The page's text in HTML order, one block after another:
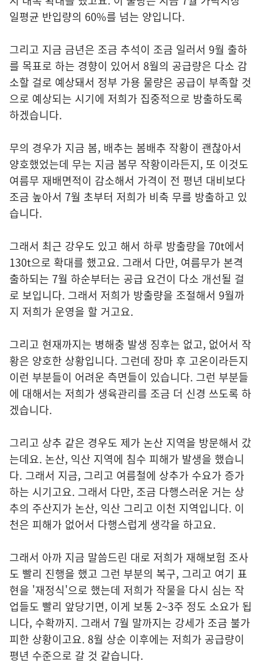
일평균 반입량의 60%를 넘는 양입니다.
그리고 지금 금년은 조금 추석이 조금 일러서 9월 출하
를 목표로 하는 경향이 있어서 8월의 공급량은 다소 감
소할 걸로 예상돼서 정부 가용 물량은 공급이 부족할 것
으로 예상되는 시기에 저희가 집중적으로 방출하도록
하겠습니다.
무의 경우가 지금 봄, 배추는 봄배추 작황이 괜찮아서
양호했었는데 무는 지금 봄무 작황이라든지, 또 이것도
여름무 재배면적이 감소해서 가격이 전 평년 대비보다
조금 높아서 7월 초부터 저희가 비축 무를 방출하고 있
습니다.
그래서 최근 강우도 있고 해서 하루 방출량을 70t에서
130t으로 확대를 했고요. 그래서 다만, 여름무가 본격
출하되는 7월 하순부터는 공급 요건이 다소 개선될 걸
로 보입니다. 그래서 저희가 방출량을 조절해서 9월까
지 저희가 운영을 할 거고요.
그리고 현재까지는 병해충 발생 징후는 없고, 없어서 작
황은 양호한 상황입니다. 그런데 장마 후 고온이라든지
이런 부분들이 어려운 측면들이 있습니다. 그런 부분들
에 대해서는 저희가 생육관리를 조금 더 신경 쓰도록 하
겠습니다.
그리고 상추 같은 경우도 제가 논산 지역을 방문해서 갔
는데요. 논산, 익산 지역에 침수 피해가 발생을 했습니
다. 그래서 지금, 그리고 여름철에 상추가 수요가 증가
하는 시기고요. 그래서 다만, 조금 다행스러운 거는 상
추의 주산지가 논산, 익산 그리고 이천 지역입니다. 이
천은 피해가 없어서 다행스럽게 생각을 하고요.
그래서 아까 지금 말씀드린 대로 저희가 재해보험 조사
도 빨리 진행을 했고 그런 부분의 복구, 그리고 여기 표
현을 '재정식'으로 했는데 저희가 작물을 다시 심는 작
업들도 빨리 앞당기면, 이게 보통 2~3주 정도 소요가 됩
니다, 수확까지. 그래서 7월 말까지는 강세가 조금 불가
피한 상황이고요. 8월 상순 이후에는 저희가 공급량이
평년 수준으로 갈 것 같습니다.